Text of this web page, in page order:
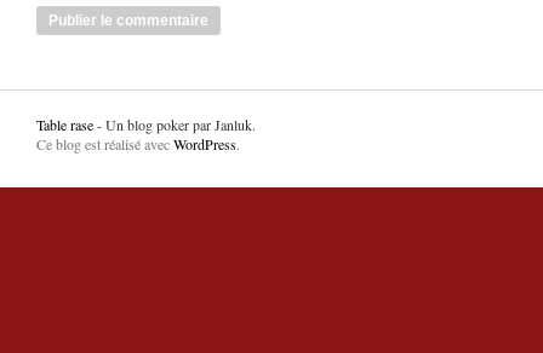
Table rase- Un blog poker par Janluk.
Ce blog est réalisé avecWordPress.